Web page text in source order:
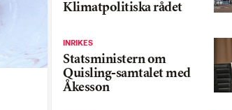
Klimatpolitiska rådet
INRIKES
Statsministern om
Quisling-samtalet med
Åkesson